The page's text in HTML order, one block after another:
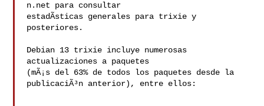
n.net para consultar
estadÃ­sticas generales para trixie y
posteriores.
Debian 13 trixie incluye numerosas
actualizaciones a paquetes
(mÃ¡s del 63% de todos los paquetes desde la
publicaciÃ³n anterior), entre ellos: